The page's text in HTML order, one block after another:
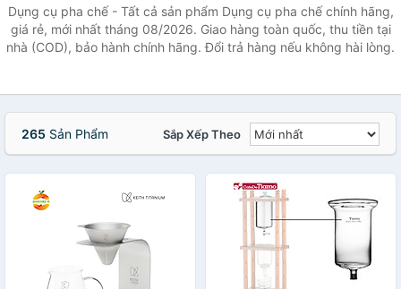
Dụng cụ pha chế - Tất cả sản phẩm Dụng cụ pha chế chính hãng,
giá rẻ, mới nhất tháng 08/2026. Giao hàng toàn quốc, thu tiền tại
nhà (COD), bảo hành chính hãng. Đổi trả hàng nếu không hài lòng.
265 Sản Phẩm Sắp Xếp Theo